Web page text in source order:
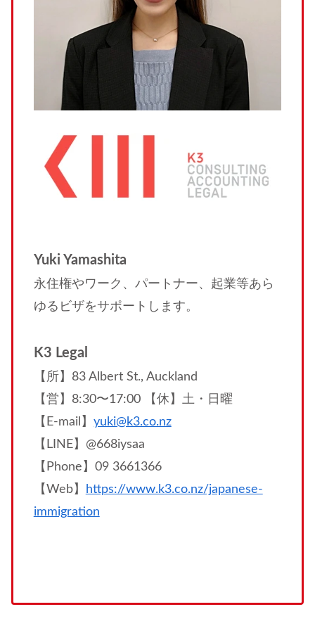
Yuki Yamashita
永住権やワーク、パートナー、起業等あら
ゆるビザをサポートします。
K3 Legal
【所】83 Albert St., Auckland
【営】8:30〜17:00 【休】土・日曜
【E-mail】 yuki@k3.co.nz
【LINE】@668iysaa
【Phone】09 3661366
【Web】
https://www.k3.co.nz/japanese-
immigration